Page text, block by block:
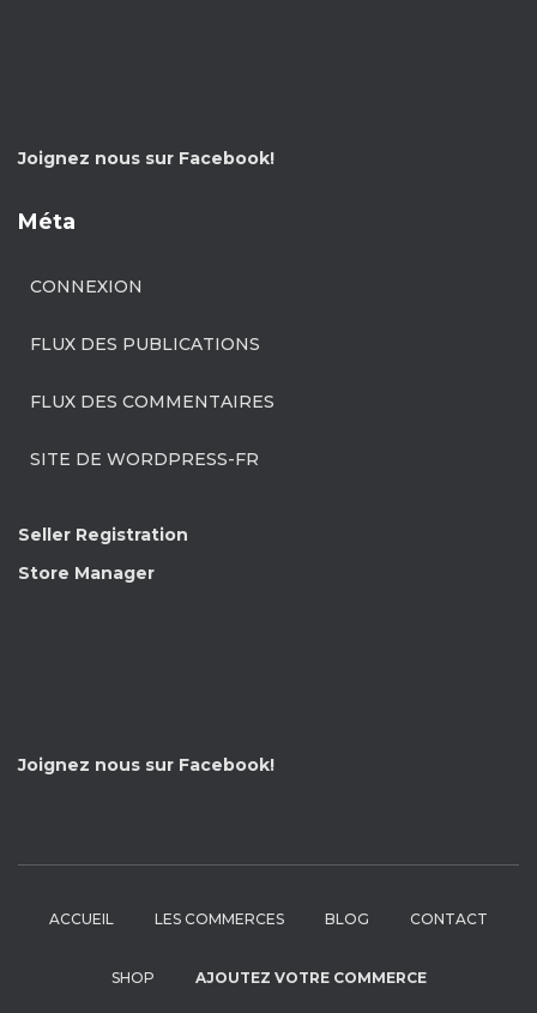
Joignez nous sur Facebook!
Méta
CONNEXION
FLUX DES PUBLICATIONS
FLUX DES COMMENTAIRES
SITE DE WORDPRESS-FR
Seller Registration
Store Manager
Joignez nous sur Facebook!
ACCUEIL LES COMMERCES BLOG CONTACT
SHOP AJOUTEZ VOTRE COMMERCE